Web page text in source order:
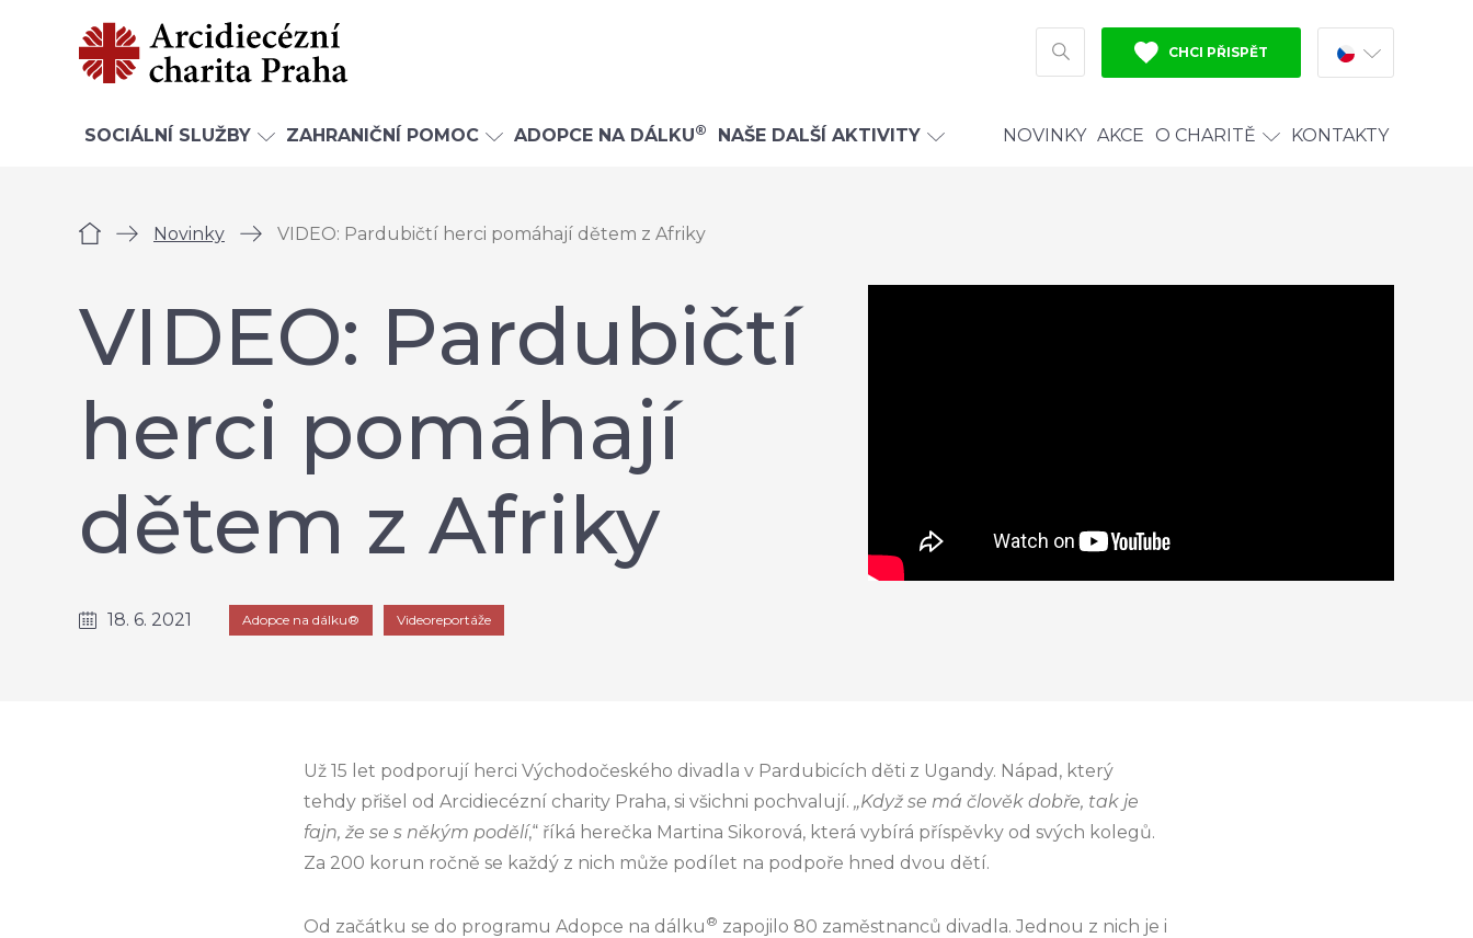
HLEDAT CHCI PŘISPĚT
SOCIÁLNÍ SLUŽBY ZAHRANIČNÍ POMOC ADOPCE NA DÁLKU® NAŠE DALŠÍ AKTIVITY NOVINKY AKCE O CHARITĚ KONTAKTY
Úvod Novinky VIDEO: Pardubičtí herci pomáhají dětem z Afriky
VIDEO: Pardubičtí
herci pomáhají
dětem z Afriky
18. 6. 2021 Adopce na dálku® Videoreportáže
Už 15 let podporují herci Východočeského divadla v Pardubicích děti z Ugandy. Nápad, který
tehdy přišel od Arcidiecézní charity Praha, si všichni pochvalují. „Když se má člověk dobře, tak je
fajn, že se s někým podělí,“ říká herečka Martina Sikorová, která vybírá příspěvky od svých kolegů.
Za 200 korun ročně se každý z nich může podílet na podpoře hned dvou dětí.
Od začátku se do programu Adopce na dálku ® zapojilo 80 zaměstnanců divadla. Jednou z nich je i